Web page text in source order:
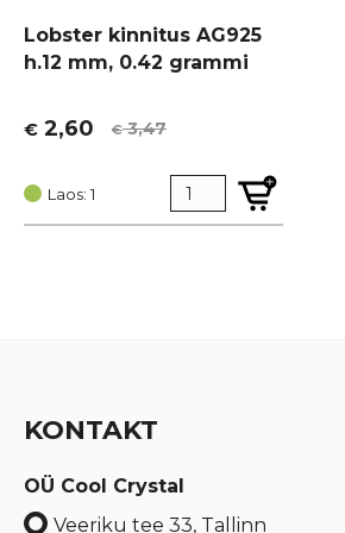
Lobster kinnitus AG925
h.12 mm, 0.42 grammi
€3,47
Algne
oli:
€ 3,47.
€ 2,60
Current
is:
€ 2,60.
Laos: 1
KONTAKT
OÜ Cool Crystal
Veeriku tee 33, Tallinn